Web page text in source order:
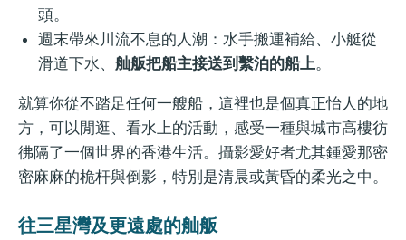
頭。
週末帶來川流不息的人潮：水手搬運補給、小艇從
滑道下水、舢舨把船主接送到繫泊的船上。
就算你從不踏足任何一艘船，這裡也是個真正怡人的地
方，可以閒逛、看水上的活動，感受一種與城市高樓彷
彿隔了一個世界的香港生活。攝影愛好者尤其鍾愛那密
密麻麻的桅杆與倒影，特別是清晨或黃昏的柔光之中。
往三星灣及更遠處的舢舨